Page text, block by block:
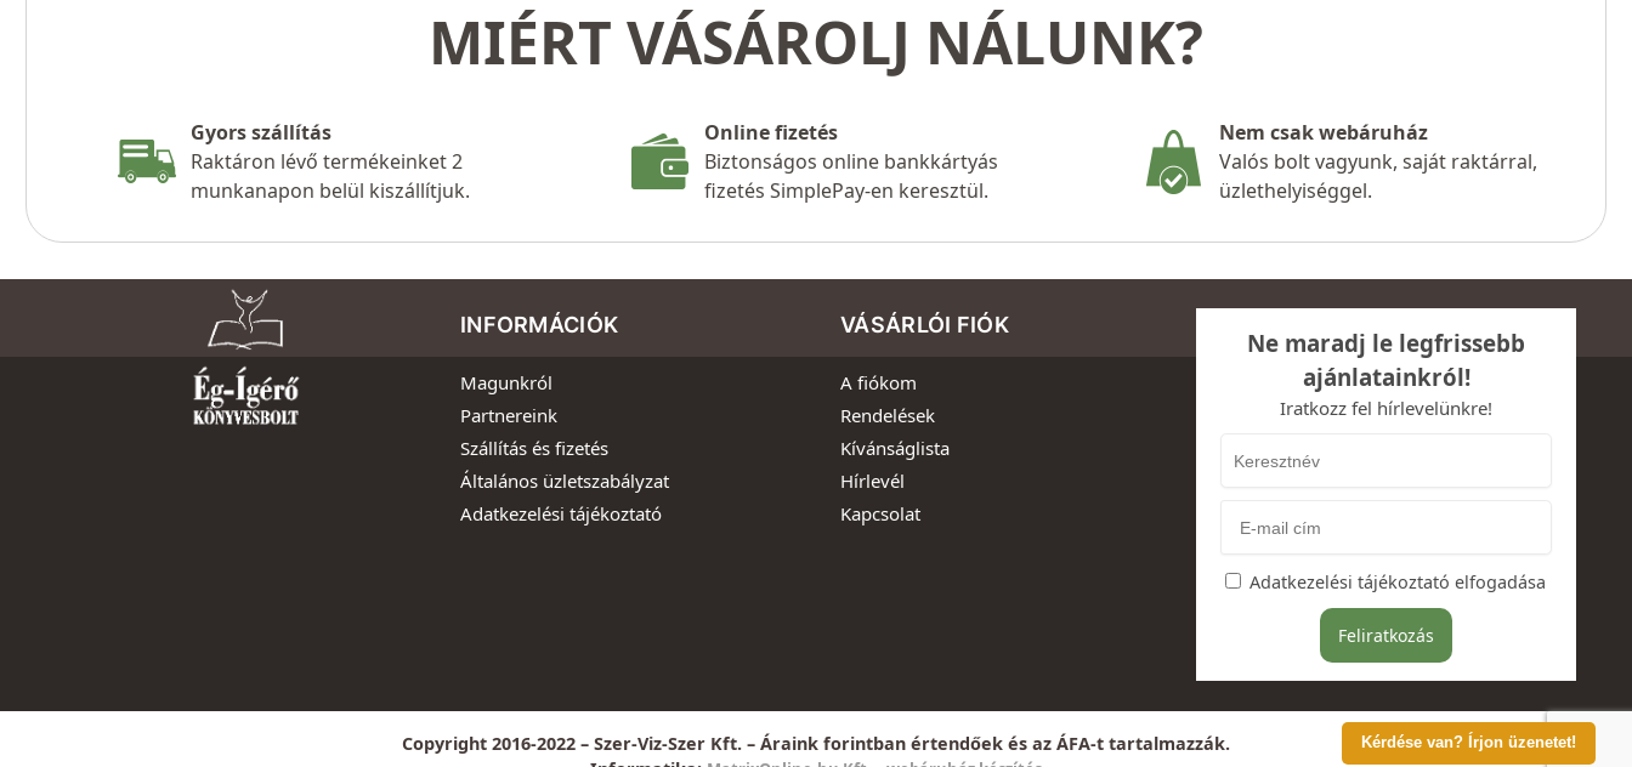
Kérdése van? Írjon üzenetet!
MIÉRT VÁSÁROLJ NÁLUNK?
Gyors szállítás
Raktáron lévő termékeinket 2
munkanapon belül kiszállítjuk.
Online fizetés
Biztonságos online bankkártyás
fizetés SimplePay-en keresztül.
Nem csak webáruház
Valós bolt vagyunk, saját raktárral,
üzlethelyiséggel.
INFORMÁCIÓK
Magunkról
Partnereink
Szállítás és fizetés
Általános üzletszabályzat
Adatkezelési tájékoztató
VÁSÁRLÓI FIÓK
A fiókom
Rendelések
Kívánságlista
Hírlevél
Kapcsolat
Ne maradj le legfrissebb
ajánlatainkról!
Iratkozz fel hírlevelünkre!
Adatkezelési tájékoztató elfogadása
Copyright 2016-2022 – Szer-Viz-Szer Kft. – Áraink forintban értendőek és az ÁFA-t tartalmazzák.